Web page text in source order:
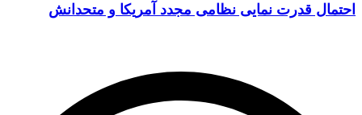
احتمال قدرت نمایی نظامی مجدد آمریکا و متحدانش